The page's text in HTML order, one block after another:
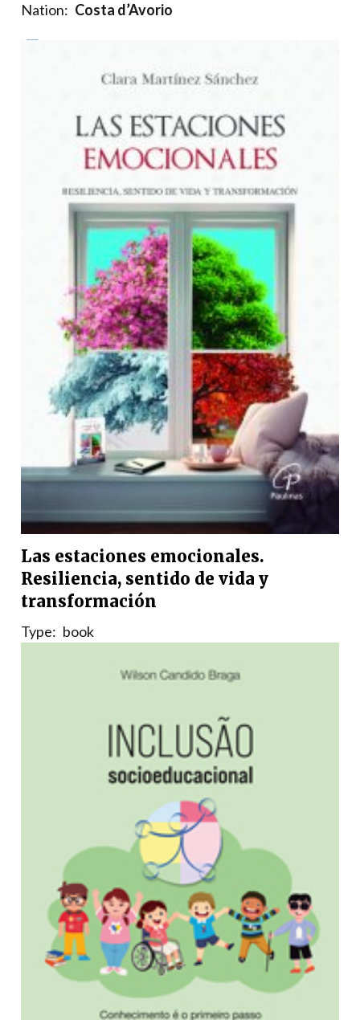
Nation: Costa d’Avorio
Las estaciones emocionales.
Resiliencia, sentido de vida y
transformación
Type: book